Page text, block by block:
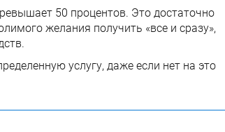
50 процентов. Это достаточно
желания получить «все и сразу»,
услугу, даже если нет на это